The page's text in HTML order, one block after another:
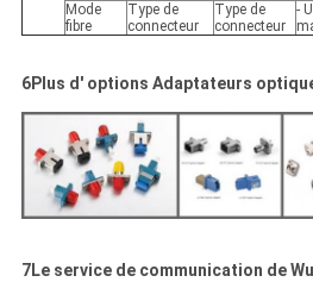
Mode
fibre
Type de
connecteur
Type de
connecteur
-
6Plus d' options Adaptateurs
7Le service de communication de